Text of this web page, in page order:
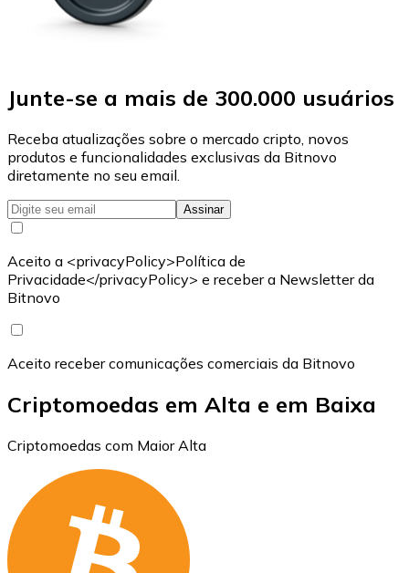
Junte-se a mais de 300.000 usuários
Receba atualizações sobre o mercado cripto, novos
produtos e funcionalidades exclusivas da Bitnovo
diretamente no seu email.
Assinar
Aceito a <privacyPolicy>Política de
Privacidade</privacyPolicy> e receber a Newsletter da
Bitnovo
Aceito receber comunicações comerciais da Bitnovo
Criptomoedas em Alta e em Baixa
Criptomoedas com Maior Alta